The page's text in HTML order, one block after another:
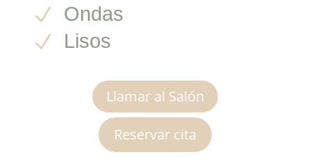
N
Ondas
N
Lisos
Llamar al Salón
Reservar cita